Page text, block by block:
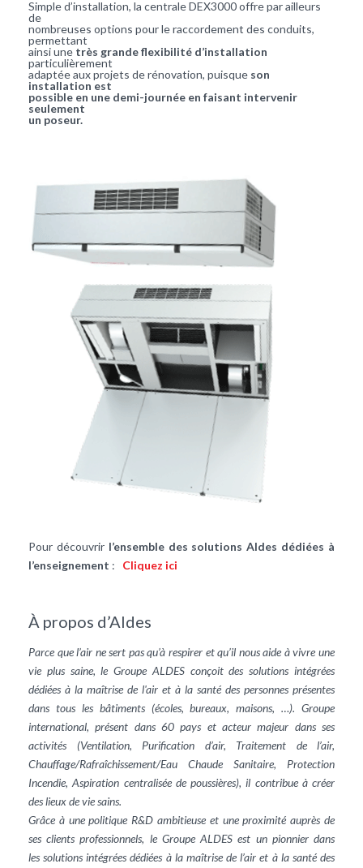
Simple d’installation, la centrale DEX3000 offre par ailleurs
de
nombreuses options pour le raccordement des conduits,
permettant
ainsi une très grande flexibilité d’installation
particulièrement
adaptée aux projets de rénovation, puisque son
installation est
possible en une demi-journée en faisant intervenir
seulement
un poseur.
Pour découvrir l’ensemble des solutions Aldes dédiées à
l’enseignement : Cliquez ici
À propos d’Aldes
Parce que l’air ne sert pas qu’à respirer et qu’il nous aide à vivre une
vie plus saine, le Groupe ALDES conçoit des solutions intégrées
dédiées à la maîtrise de l'air et à la santé des personnes présentes
dans tous les bâtiments (écoles, bureaux, maisons, …). Groupe
international, présent dans 60 pays et acteur majeur dans ses
activités (Ventilation, Purification d’air, Traitement de l’air,
Chauffage/Rafraîchissement/Eau Chaude Sanitaire, Protection
Incendie, Aspiration centralisée de poussières), il contribue à créer
des lieux de vie sains.
Grâce à une politique R&D ambitieuse et une proximité auprès de
ses clients professionnels, le Groupe ALDES est un pionnier dans
les solutions intégrées dédiées à la maîtrise de l’air et à la santé des